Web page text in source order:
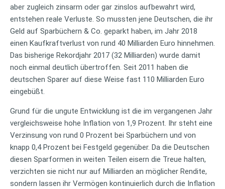
aber zugleich zinsarm oder gar zinslos aufbewahrt wird,
entstehen reale Verluste. So mussten jene Deutschen, die ihr
Geld auf Sparbüchern & Co. geparkt haben, im Jahr 2018
einen Kaufkraftverlust von rund 40 Milliarden Euro hinnehmen.
Das bisherige Rekordjahr 2017 (32 Milliarden) wurde damit
noch einmal deutlich übertroffen. Seit 2011 haben die
deutschen Sparer auf diese Weise fast 110 Milliarden Euro
eingebüßt.
Grund für die ungute Entwicklung ist die im vergangenen Jahr
vergleichsweise hohe Inflation von 1,9 Prozent. Ihr steht eine
Verzinsung von rund 0 Prozent bei Sparbüchern und von
knapp 0,4 Prozent bei Festgeld gegenüber. Da die Deutschen
diesen Sparformen in weiten Teilen eisern die Treue halten,
verzichten sie nicht nur auf Milliarden an möglicher Rendite,
sondern lassen ihr Vermögen kontinuierlich durch die Inflation